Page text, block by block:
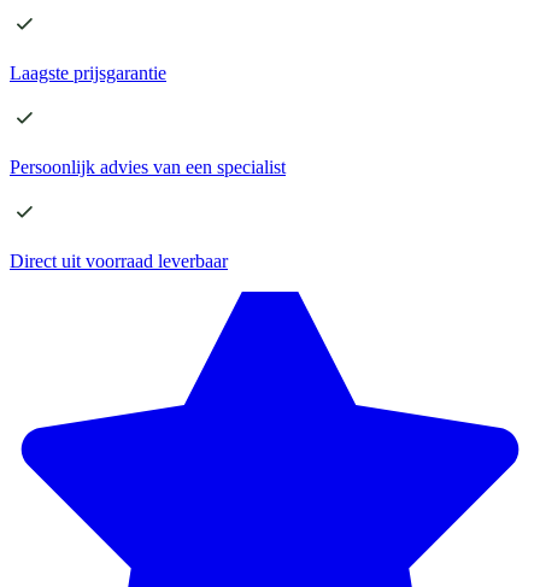
Laagste prijsgarantie
Persoonlijk advies van een specialist
Direct uit voorraad leverbaar